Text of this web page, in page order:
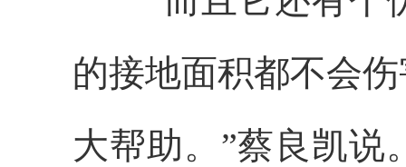
的接地面积都不会
大帮助。”蔡良凯说